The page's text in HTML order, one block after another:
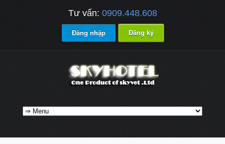
Tư vấn: 0909.448.608
Đăng nhập Đăng ký